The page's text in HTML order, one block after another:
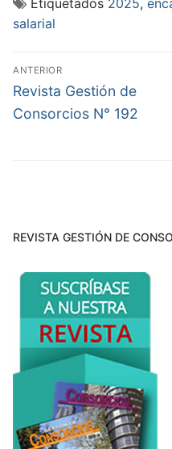
salarial
Navegación
de
entradas
ANTERIOR
Entrada
anterior:
Revista Gestión de
Consorcios N° 192
REVISTA GESTIÓN DE